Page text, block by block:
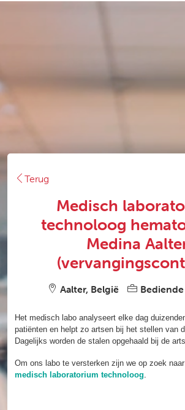
Terug
Medisch
technoloog
Medina
Aalter, België Bediende
Het medisch labo analyseert elke dag
patiënten en helpt zo artsen bij het stellen van
Dagelijks worden de stalen opgehaald bij de
Om ons labo te versterken zijn we op zoek
medisch laboratorium technoloog.